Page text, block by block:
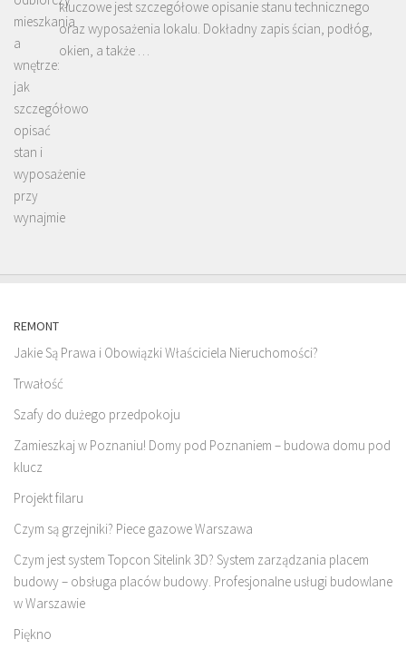
kluczowe jest szczegółowe opisanie stanu technicznego
oraz wyposażenia lokalu. Dokładny zapis ścian, podłóg,
okien, a także …
REMONT
Jakie Są Prawa i Obowiązki Właściciela Nieruchomości?
Trwałość
Szafy do dużego przedpokoju
Zamieszkaj w Poznaniu! Domy pod Poznaniem – budowa domu pod
klucz
Projekt filaru
Czym są grzejniki? Piece gazowe Warszawa
Czym jest system Topcon Sitelink 3D? System zarządzania placem
budowy – obsługa placów budowy. Profesjonalne usługi budowlane
w Warszawie
Piękno